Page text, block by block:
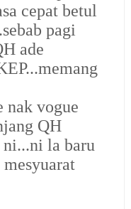
cepat betul
pagi
ade
nak vogue
QH
la baru